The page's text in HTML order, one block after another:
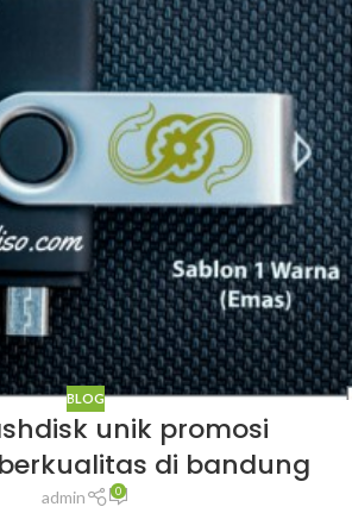
BLOG
unik promosi
di bandung
admin 0